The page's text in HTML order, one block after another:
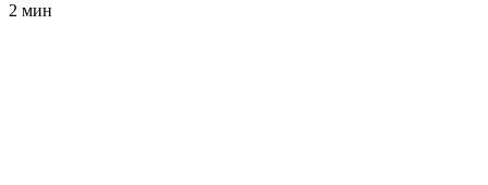
2 мин